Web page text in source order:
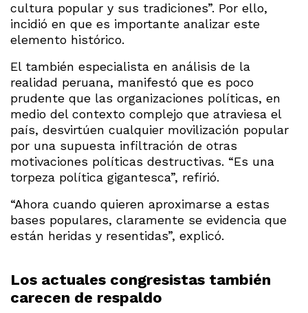
cultura popular y sus tradiciones”. Por ello,
incidió en que es importante analizar este
elemento histórico.
El también especialista en análisis de la
realidad peruana, manifestó que es poco
prudente que las organizaciones políticas, en
medio del contexto complejo que atraviesa el
país, desvirtúen cualquier movilización popular
por una supuesta infiltración de otras
motivaciones políticas destructivas. “Es una
torpeza política gigantesca”, refirió.
“Ahora cuando quieren aproximarse a estas
bases populares, claramente se evidencia que
están heridas y resentidas”, explicó.
Los actuales congresistas también
carecen de respaldo